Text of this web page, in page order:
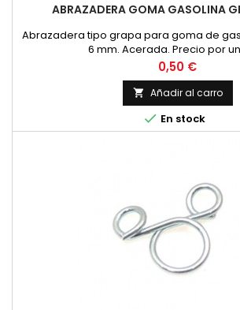
ABRAZADERA GOMA GASOLINA
Abrazadera tipo grapa para goma de
6 mm. Acerada. Precio por
Precio
0,50 €
 Añadir al carro
 En stock